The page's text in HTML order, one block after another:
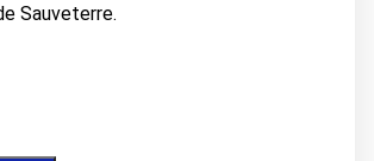
Sauveterre.